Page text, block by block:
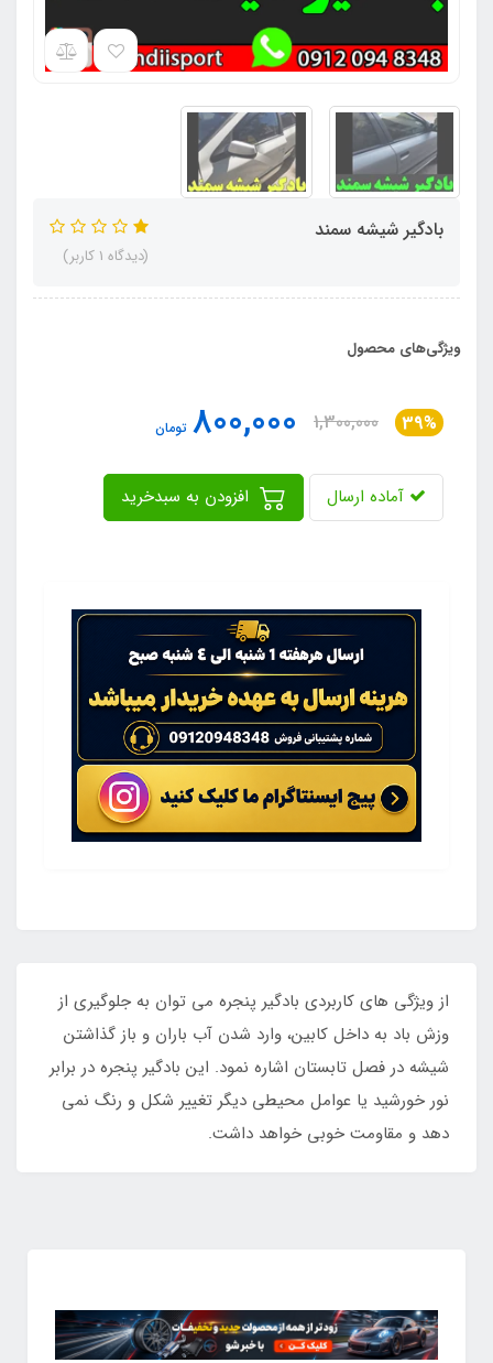
بادگیر شیشه سمند
(دیدگاه 1 کاربر)
ویژگی‌های محصول
39%
1,300,000
800,000 تومان
آماده ارسال
از ویژگی های کاربردی بادگیر پنجره می توان به جلوگیری از
وزش باد به داخل کابین، وارد شدن آب باران و باز گذاشتن
شیشه در فصل تابستان اشاره نمود. این بادگیر پنجره در برابر
نور خورشید یا عوامل محیطی دیگر تغییر شکل و رنگ نمی
دهد و مقاومت خوبی خواهد داشت.